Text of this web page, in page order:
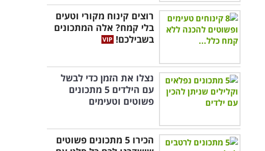
רוצים קינוח מקורי וטעים
בלי קמח? אלה המתכונים
בשבילכם!
נצלו את הזמן כדי לבשל
עם הילדים 5 מתכונים
פשוטים וטעימים
הכירו 5 מתכונים פשוטים